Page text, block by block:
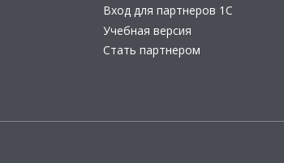
Вход для партнеров 1С
Учебная версия
Стать партнером